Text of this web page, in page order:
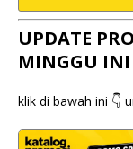
UPDATE
MINGGU INI
klik di bawah ini 👇